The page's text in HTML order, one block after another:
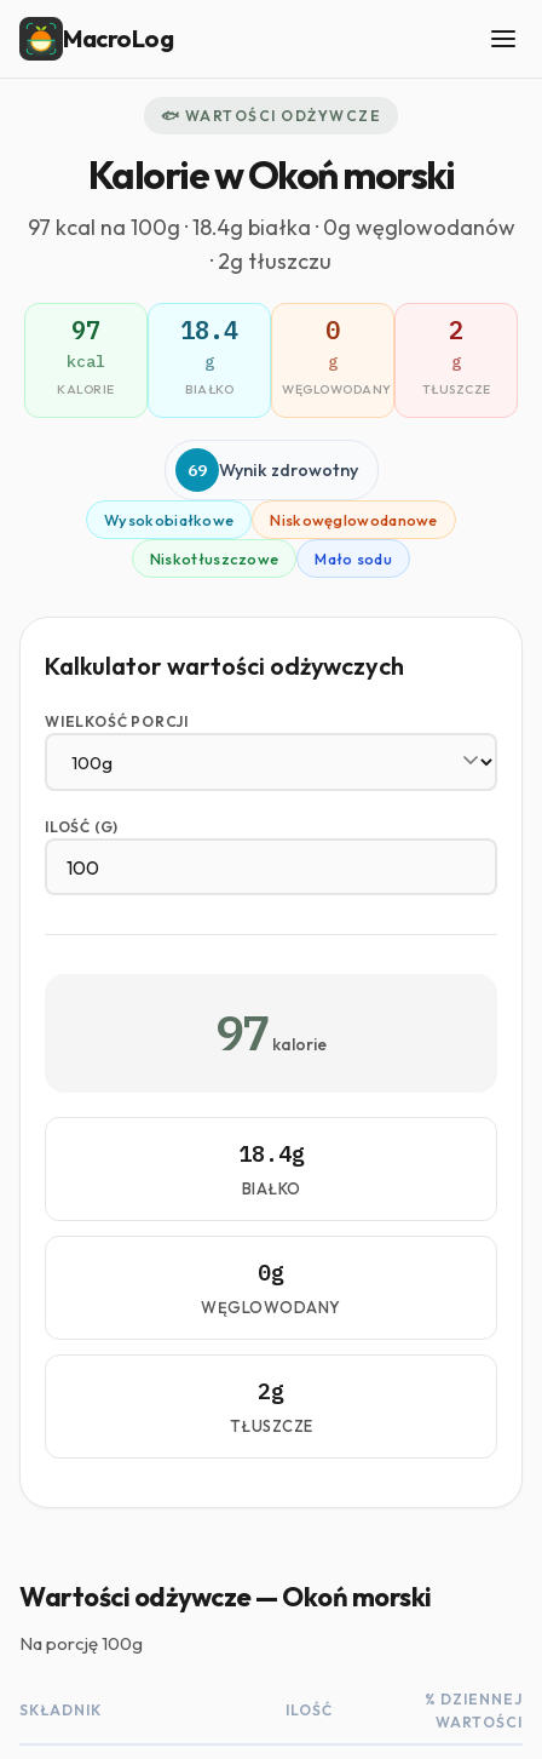
MacroLog
🐟 WARTOŚCI ODŻYWCZE
Kalorie w Okoń morski
97 kcal na 100g · 18.4g białka · 0g węglowodanów
· 2g tłuszczu
97
kcal
KALORIE
18.4
g
BIAŁKO
0
g
WĘGLOWODANY
2
g
TŁUSZCZE
69 Wynik zdrowotny
Wysokobiałkowe
Niskowęglowodanowe
Niskotłuszczowe
Mało sodu
Kalkulator wartości odżywczych
WIELKOŚĆ PORCJI
ILOŚĆ (G)
97 kalorie
18.4g
BIAŁKO
0g
WĘGLOWODANY
2g
TŁUSZCZE
Wartości odżywcze — Okoń morski
Na porcję100g
SKŁADNIK ILOŚĆ
% DZIENNEJ
WARTOŚCI